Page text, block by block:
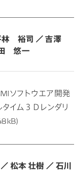
林 裕司 ／ 吉澤
悠一
ソフトウエア開発
イム３Ｄレンダリ
松本 壮樹 ／ 石川